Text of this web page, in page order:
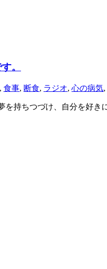
。
, 食事, 断食, ラジオ, 心の病気,
を持ちつづけ、自分を好